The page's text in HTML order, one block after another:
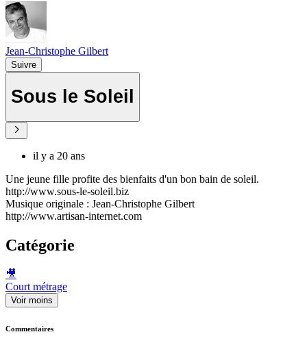
Jean-Christophe Gilbert
Suivre
Sous le Soleil
il y a 20 ans
Une jeune fille profite des bienfaits d'un bon bain de soleil.
http://www.sous-le-soleil.biz
Musique originale : Jean-Christophe Gilbert
http://www.artisan-internet.com
Catégorie
🎥
Court métrage
Voir moins
Commentaires